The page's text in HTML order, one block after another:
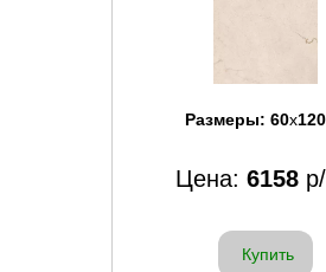
Размеры: 60x120
Цена: 6158
Купить